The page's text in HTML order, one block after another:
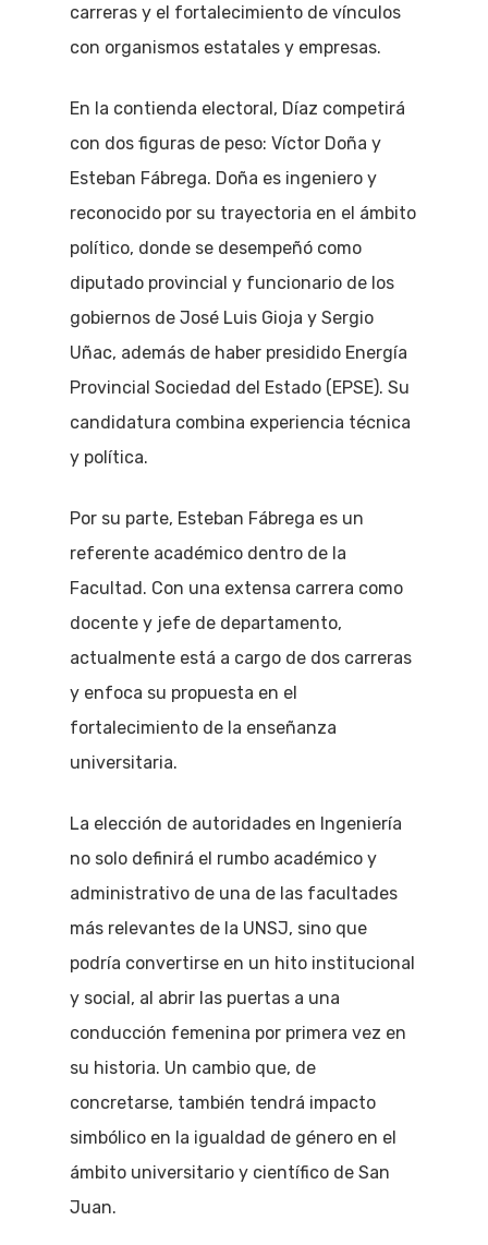
carreras y el fortalecimiento de vínculos
con organismos estatales y empresas.
En la contienda electoral, Díaz competirá
con dos figuras de peso: Víctor Doña y
Esteban Fábrega. Doña es ingeniero y
reconocido por su trayectoria en el ámbito
político, donde se desempeñó como
diputado provincial y funcionario de los
gobiernos de José Luis Gioja y Sergio
Uñac, además de haber presidido Energía
Provincial Sociedad del Estado (EPSE). Su
candidatura combina experiencia técnica
y política.
Por su parte, Esteban Fábrega es un
referente académico dentro de la
Facultad. Con una extensa carrera como
docente y jefe de departamento,
actualmente está a cargo de dos carreras
y enfoca su propuesta en el
fortalecimiento de la enseñanza
universitaria.
La elección de autoridades en Ingeniería
no solo definirá el rumbo académico y
administrativo de una de las facultades
más relevantes de la UNSJ, sino que
podría convertirse en un hito institucional
y social, al abrir las puertas a una
conducción femenina por primera vez en
su historia. Un cambio que, de
concretarse, también tendrá impacto
simbólico en la igualdad de género en el
ámbito universitario y científico de San
Juan.